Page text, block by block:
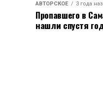
мне
концерте,
АВТОРСКОЕ 3 года
Пропавшего в
нашли спустя